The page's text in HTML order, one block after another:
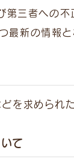
第三者への
新の情報と
を求められ
て